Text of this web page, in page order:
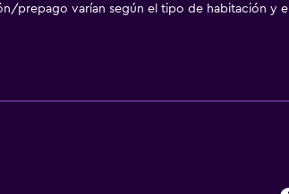
prepago varían según el tipo de habitación y el